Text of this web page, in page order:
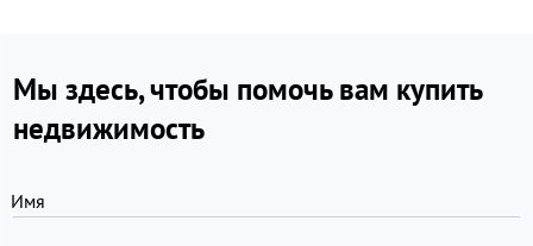
Мы здесь, чтобы помочь вам купить
недвижимость
Имя